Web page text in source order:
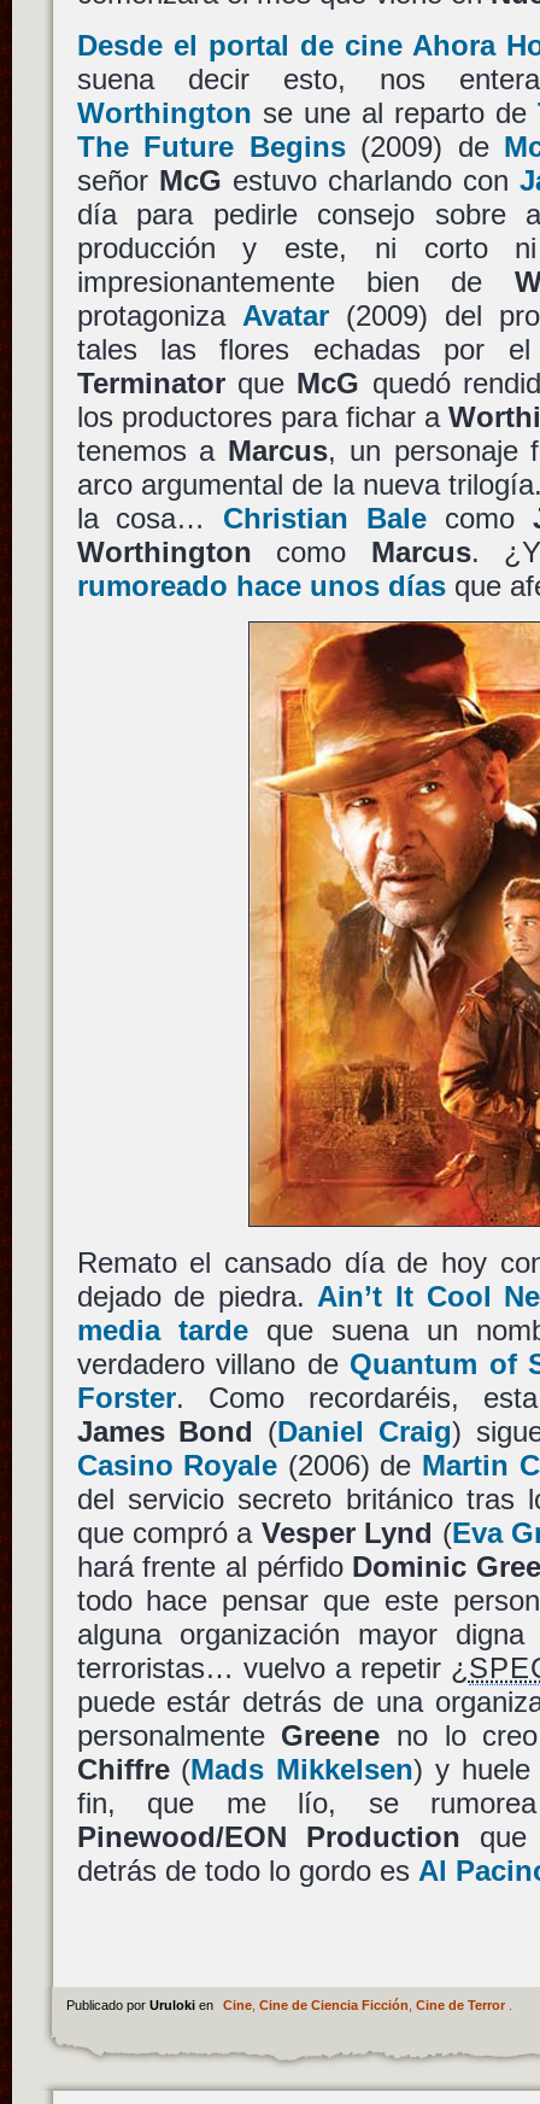
Desde el portal de cine Ahora
suena decir esto, nos
Worthington se une al reparto de
The Future Begins(2009) de
señor McG estuvo charlando con
día para pedirle consejo sobre
producción y este, ni corto
impresionantemente bien de
protagoniza Avatar(2009) del
tales las flores echadas por
Terminatorque McG quedó
los productores para fichar a
tenemos a Marcus, un personaje
arco argumental de la nueva
la cosa… Christian Bale como
Worthington como Marcus.
rumoreado hace unos díasque
Remato el cansado día de hoy
dejado de piedra. Ain’t It Cool
media tardeque suena un
verdadero villano de Quantum of
Forster. Como recordaréis,
James Bond (Daniel Craig)
Casino Royale (2006) de Martin
del servicio secreto británico tras
que compró a Vesper Lynd (Eva
hará frente al pérfido Dominic
todo hace pensar que este
alguna organización mayor
terroristas… vuelvo a repetir ¿
puede estár detrás de una
personalmente Greene no lo
Chiffre(Mads Mikkelsen) y huele
fin, que me lío, se
Pinewood/EON Production que
detrás de todo lo gordo es Al
Publicado por Uruloki en Cine, Cine de Ciencia Ficción Cine de Terror.